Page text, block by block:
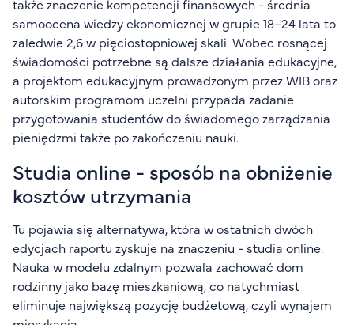
także znaczenie kompetencji finansowych - średnia
samoocena wiedzy ekonomicznej w grupie 18–24 lata to
zaledwie 2,6 w pięciostopniowej skali. Wobec rosnącej
świadomości potrzebne są dalsze działania edukacyjne,
a projektom edukacyjnym prowadzonym przez WIB oraz
autorskim programom uczelni przypada zadanie
przygotowania studentów do świadomego zarządzania
pieniędzmi także po zakończeniu nauki.
Studia online - sposób na obniżenie
kosztów utrzymania
Tu pojawia się alternatywa, która w ostatnich dwóch
edycjach raportu zyskuje na znaczeniu - studia online.
Nauka w modelu zdalnym pozwala zachować dom
rodzinny jako bazę mieszkaniową, co natychmiast
eliminuje największą pozycję budżetową, czyli wynajem